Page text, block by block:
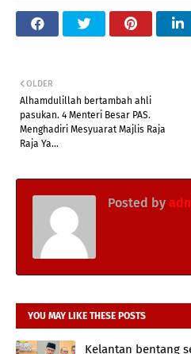
OLDER
Alhamdulillah bertambah ahli
pasukan. 4 Menteri Besar PAS.
Menghadiri Mesyuarat Majlis Raja
Raja Ya...
Posted by
YOU MAY LIKE THESE POSTS
Kelantan bentang